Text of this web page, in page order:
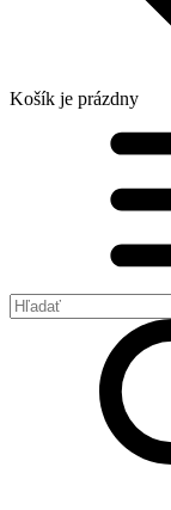
Košík je prázdny